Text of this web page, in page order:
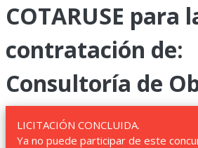
COTARUSE para
contratación de:
Consultoría de
LICITACIÓN CONCLUIDA.
Ya no puede participar de este